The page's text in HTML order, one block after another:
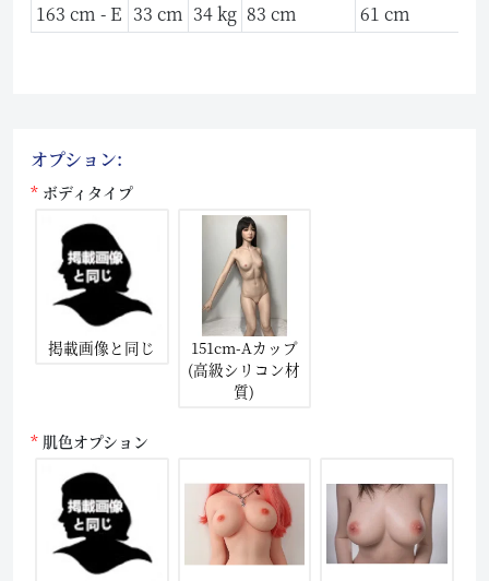
163 cm - E 33 cm 34 kg 83 cm 61 cm
オプション:
ボディタイプ
掲載画像と同じ
151cm-Aカップ
(高級シリコン材
質)
肌色オプション